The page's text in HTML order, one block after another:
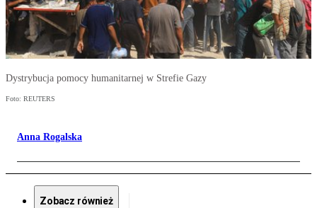
Dystrybucja pomocy humanitarnej w Strefie Gazy
Foto: REUTERS
Anna Rogalska
Zobacz również